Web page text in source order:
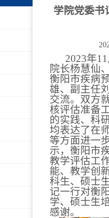
学院党委书
2023年11
院长杨慧仙
衡阳市疾病
雄、副主任
交流。双方
核评估准备
的实践、科
均表达了在
等方面进一
示，衡阳市
教学评估工
能、教学创
科生、硕士
记一行对衡
学、硕士生
感谢。